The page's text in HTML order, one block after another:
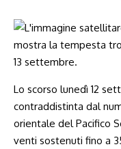
Lo scorso lunedì 12
contraddistinta dal
orientale del Pacifico
venti sostenuti fino a